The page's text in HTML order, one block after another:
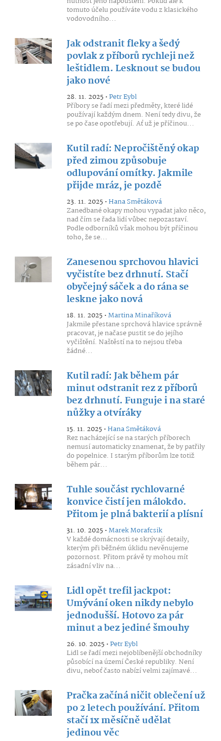
tomuto účelu používáte vodu z klasického
vodovodního...
Jak odstranit fleky a šedý
povlak z příborů rychleji než
leštidlem. Lesknout se budou
jako nové
28. 11. 2025 •Petr Eybl
Příbory se řadí mezi předměty, které lidé
používají každým dnem. Není tedy divu, že
se po čase opotřebují. Ať už je příčinou...
Kutil radí: Nepročištěný okap
před zimou způsobuje
odlupování omítky. Jakmile
přijde mráz, je pozdě
23. 11. 2025 •Hana Smětáková
Zanedbané okapy mohou vypadat jako něco,
nad čím se řada lidí vůbec nepozastaví.
Podle odborníků však mohou být příčinou
toho, že se...
Zanesenou sprchovou hlavici
vyčistíte bez drhnutí. Stačí
obyčejný sáček a do rána se
leskne jako nová
18. 11. 2025 •Martina Minaříková
Jakmile přestane sprchová hlavice správně
pracovat, je načase pustit se do jejího
vyčištění. Naštěstí na to nejsou třeba
žádné...
Kutil radí: Jak během pár
minut odstranit rez z příborů
bez drhnutí. Funguje i na staré
nůžky a otvíráky
15. 11. 2025 •Hana Smětáková
Rez nacházející se na starých příborech
nemusí automaticky znamenat, že by patřily
do popelnice. I starým příborům lze totiž
během pár...
Tuhle součást rychlovarné
konvice čistí jen málokdo.
Přitom je plná bakterií a plísní
31. 10. 2025 •Marek Morafcsik
V každé domácnosti se skrývají detaily,
kterým při běžném úklidu nevěnujeme
pozornost. Přitom právě ty mohou mít
zásadní vliv na...
Lidl opět trefil jackpot:
Umývání oken nikdy nebylo
jednodušší. Hotovo za pár
minut a bez jediné šmouhy
26. 10. 2025 •Petr Eybl
Lidl se řadí mezi nejoblíbenější obchodníky
působící na území České republiky. Není
divu, neboť často nabízí velmi zajímavé...
Pračka začíná ničit oblečení už
po 2 letech používání. Přitom
stačí 1x měsíčně udělat
jedinou věc